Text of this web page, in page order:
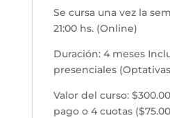
Se cursa una vez la
21:00 hs. (Online)
Duración: 4 meses
presenciales
Valor del curso:
pago o 4 cuotas